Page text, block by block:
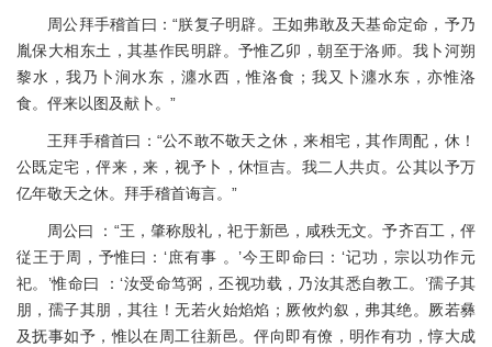
周公拜手稽首曰：“朕复子明辟。王如弗敢及天基命定命，予乃
胤保大相东土，其基作民明辟。予惟乙卯，朝至于洛师。我卜河朔
黎水，我乃卜涧水东，瀍水西，惟洛食；我又卜瀍水东，亦惟洛
食。伻来以图及献卜。”
王拜手稽首曰：“公不敢不敬天之休，来相宅，其作周配，休！
公既定宅，伻来，来，视予卜，休恒吉。我二人共贞。公其以予万
亿年敬天之休。拜手稽首诲言。”
周公曰 ：“王，肇称殷礼，祀于新邑，咸秩无文。予齐百工，伻
従王于周，予惟曰：‘庶有事 。’今王即命曰：‘记功，宗以功作元
祀。’惟命曰 ：‘汝受命笃弼，丕视功载，乃汝其悉自教工。’孺子其
朋，孺子其朋，其往！无若火始焰焰；厥攸灼叙，弗其绝。厥若彝
及抚事如予，惟以在周工往新邑。伻向即有僚，明作有功，惇大成